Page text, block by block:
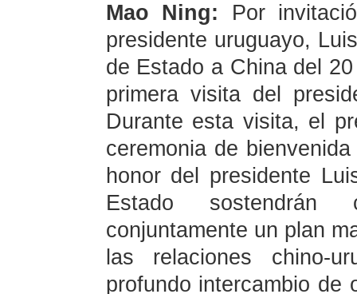
Mao Ning: Por
presidente uruguayo,
de Estado a China del
primera visita del
Durante esta visita, el
ceremonia de
honor del presidente
Estado sostendrán
conjuntamente un plan
las relaciones chino-
profundo intercambio de